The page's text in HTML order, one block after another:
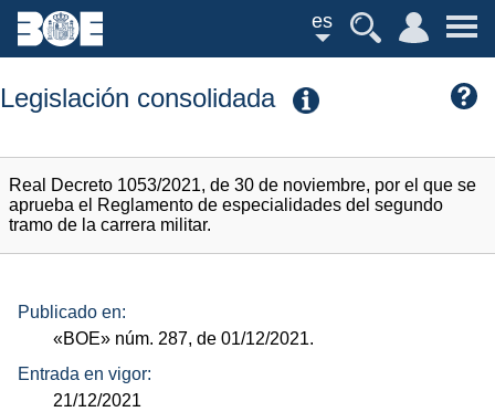
es
Legislación consolidada
Real Decreto 1053/2021, de 30 de noviembre, por el que se
aprueba el Reglamento de especialidades del segundo
tramo de la carrera militar.
Publicado en:
«BOE» núm. 287, de 01/12/2021.
Entrada en vigor:
21/12/2021